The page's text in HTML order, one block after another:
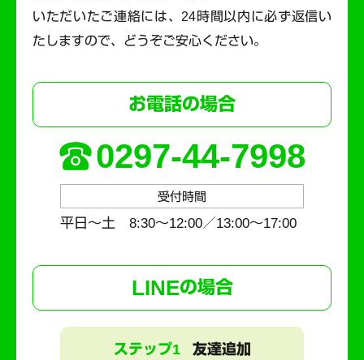
いただいたご連絡には、24時間以内に必ず返信い
たしますので、どうぞご安心ください。
お電話の場合
0297-44-7998
受付時間
平日～土 8:30〜12:00／13:00〜17:00
LINEの場合
ステップ1 友達追加